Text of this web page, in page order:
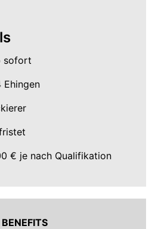
sofort
Ehingen
€ je nach Qualifikation
BENEFITS